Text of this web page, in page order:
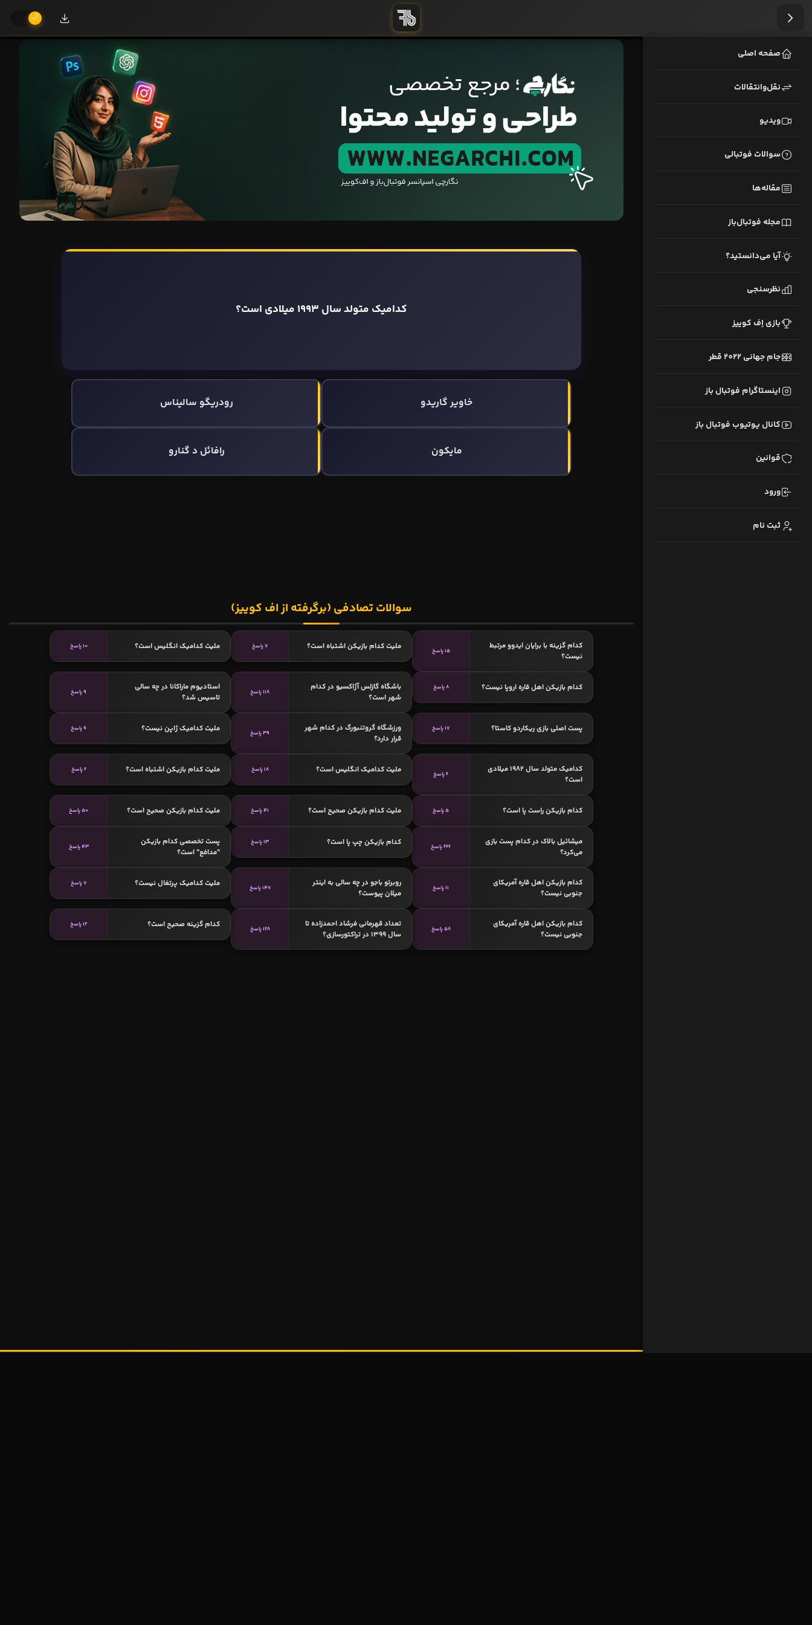
صفحه اصلی
نقل‌وانتقالات
ویدیو
سوالات فوتبالی
مقاله‌ها
مجله فوتبال‌باز
آیا می‌دانستید؟
نظرسنجی
بازی اِف کوییز
جام جهانی 2022 قطر
اینستاگرام فوتبال باز
کانال یوتیوب فوتبال باز
قوانین
ورود
ثبت نام
کدامیک متولد سال 1993 میلادی است؟
خاویر گاريدو رودریگو سالیناس
مایکون رافائل د گنارو
سوالات تصادفی (برگرفته از اف کوییز)
کدام گزینه با برایان ایدوو مرتبط
نیست؟
15 پاسخ ملیت کدام بازیکن اشتباه است؟ 7 پاسخ ملیت کدامیک انگلیس است؟ 10 پاسخ
کدام بازیکن اهل قاره اروپا نیست؟ 8 پاسخ
باشگاه گازلس آژاکسیو در کدام
شهر است؟
118 پاسخ
استادیوم ماراکانا در چه سالی
تاسیس شد؟
9 پاسخ
پست اصلی بازی ریکاردو کاستا؟ 17 پاسخ
ورزشگاه گروتنبورگ در کدام شهر
قرار دارد؟
39 پاسخ ملیت کدامیک ژاپن نیست؟ 9 پاسخ
کدامیک متولد سال 1982 میلادی
است؟
6 پاسخ ملیت کدامیک انگلیس است؟ 18 پاسخ ملیت کدام بازیکن اشتباه است؟ 6 پاسخ
کدام بازیکن راست پا است؟ 5 پاسخ ملیت کدام بازیکن صحیح است؟ 41 پاسخ ملیت کدام بازیکن صحیح است؟ 50 پاسخ
میشائیل بالاک در کدام پست بازی
می‌کرد؟
666 پاسخ کدام بازیکن چپ پا است؟ 13 پاسخ
پست تخصصی کدام بازیکن
"مدافع" است؟
43 پاسخ
کدام بازیکن اهل قاره آمریکای
جنوبی نیست؟
11 پاسخ
روبرتو باجو در چه سالی به اینتر
میلان پیوست؟
147 پاسخ ملیت کدامیک پرتغال نیست؟ 7 پاسخ
کدام بازیکن اهل قاره آمریکای
جنوبی نیست؟
58 پاسخ
تعداد قهرمانی فرشاد احمدزاده تا
سال 1399 در تراکتورسازی؟
128 پاسخ کدام گزینه صحیح است؟ 12 پاسخ